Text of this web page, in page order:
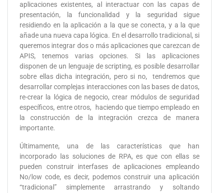
aplicaciones existentes, al interactuar con las capas de
presentación, la funcionalidad y la seguridad sigue
residiendo en la aplicación a la que se conecta, y a la que
añade una nueva capa lógica. En el desarrollo tradicional, si
queremos integrar dos o más aplicaciones que carezcan de
APIS, tenemos varias opciones. Si las aplicaciones
disponen de un lenguaje de scripting, es posible desarrollar
sobre ellas dicha integración, pero si no, tendremos que
desarrollar complejas interacciones con las bases de datos,
re-crear la lógica de negocio, crear módulos de seguridad
específicos, entre otros, haciendo que tiempo empleado en
la construcción de la integración crezca de manera
importante.
Últimamente, una de las características que han
incorporado las soluciones de RPA, es que con ellas se
pueden construir interfases de aplicaciones empleando
No/low code, es decir, podemos construir una aplicación
“tradicional” simplemente arrastrando y soltando